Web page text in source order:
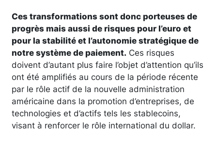
Ces transformations sont donc porteuses de
progrès mais aussi de risques pour l’euro et
pour la stabilité et l’autonomie stratégique de
notre système de paiement. Ces risques
doivent d’autant plus faire l’objet d’attention qu’ils
ont été amplifiés au cours de la période récente
par le rôle actif de la nouvelle administration
américaine dans la promotion d’entreprises, de
technologies et d’actifs tels les stablecoins,
visant à renforcer le rôle international du dollar.